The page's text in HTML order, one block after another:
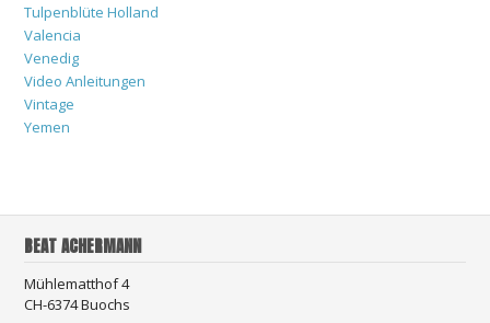
Tulpenblüte Holland
Valencia
Venedig
Video Anleitungen
Vintage
Yemen
BEAT ACHERMANN
Mühlematthof 4
CH-6374 Buochs